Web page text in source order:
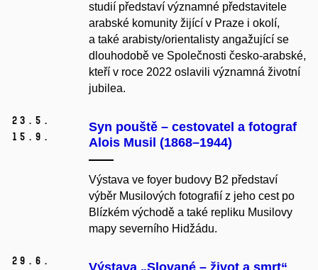
studií představí významné představitele
arabské komunity žijící v Praze i okolí,
a také arabisty/orientalisty angažující se
dlouhodobě ve Společnosti česko-arabské,
kteří v roce 2022 oslavili významná životní
jubilea.
23. 5.
15. 9.
Syn pouště – cestovatel a fotograf
Alois Musil (1868–1944)
Výstava ve foyer budovy B2 představí
výběr Musilových fotografií z jeho cest po
Blízkém východě a také repliku Musilovy
mapy severního Hidžádu.
29. 6.